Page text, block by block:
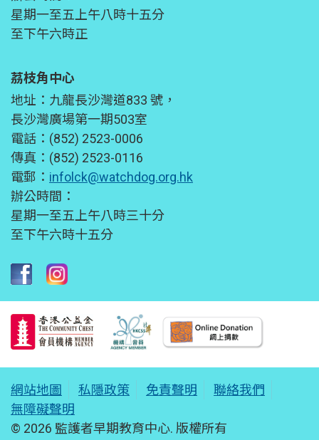
星期一至五上午八時十五分
至下午六時正
茘枝角中心
地址：九龍長沙灣道833 號，
長沙灣廣場第一期503室
電話：(852) 2523-0006
傳真：(852) 2523-0116
電郵： infolck@watchdog.org.hk
辦公時間：
星期一至五上午八時三十分
至下午六時十五分
網站地圖 私隱政策 免責聲明
聯絡我們
無障礙聲明
© 2026 監護者早期教育中心. 版權所有